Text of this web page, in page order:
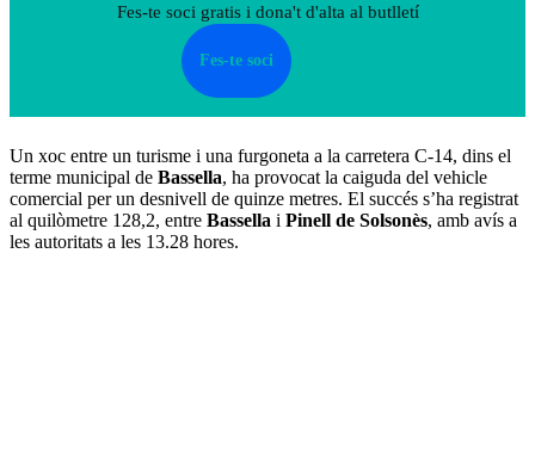
Fes-te soci gratis i dona't d'alta al butlletí
Fes-te soci
Un xoc entre un turisme i una furgoneta a la carretera C-14, dins el
terme municipal de Bassella, ha provocat la caiguda del vehicle
comercial per un desnivell de quinze metres. El succés s’ha registrat
al quilòmetre 128,2, entre Bassella i Pinell de Solsonès, amb avís a
les autoritats a les 13.28 hores.